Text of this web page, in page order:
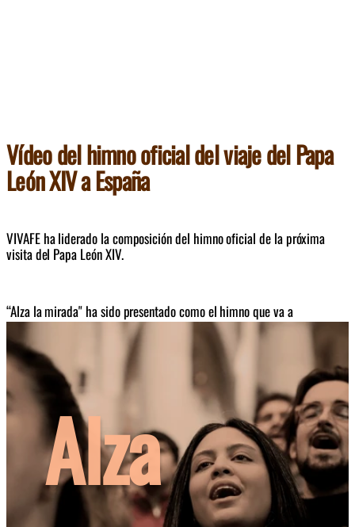
Vídeo del himno oficial del viaje del Papa
León XIV a España
VIVAFE ha liderado la composición del himno oficial de la próxima
visita del Papa León XIV.
“Alza la mirada" ha sido presentado como el himno que va a
acompañar la próxima visita del Papa León XIV a España. Se ha
convertido en una de las movilizaciones corales más ambiciosas de la
música católica reciente en el país.
Alza